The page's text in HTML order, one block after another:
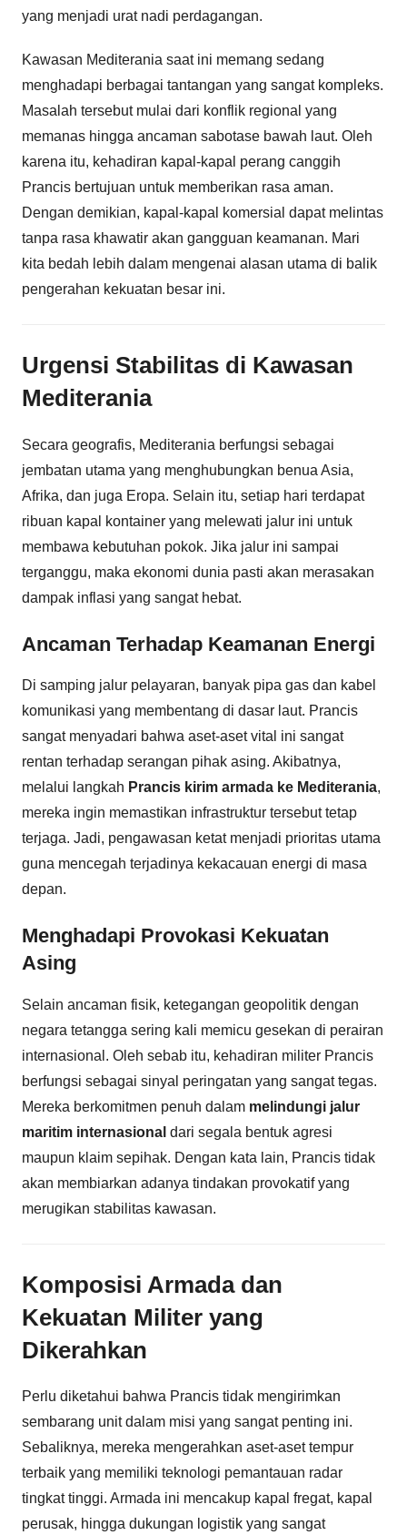
yang menjadi urat nadi perdagangan.
Kawasan Mediterania saat ini memang sedang
menghadapi berbagai tantangan yang sangat kompleks.
Masalah tersebut mulai dari konflik regional yang
memanas hingga ancaman sabotase bawah laut. Oleh
karena itu, kehadiran kapal-kapal perang canggih
Prancis bertujuan untuk memberikan rasa aman.
Dengan demikian, kapal-kapal komersial dapat melintas
tanpa rasa khawatir akan gangguan keamanan. Mari
kita bedah lebih dalam mengenai alasan utama di balik
pengerahan kekuatan besar ini.
Urgensi Stabilitas di Kawasan
Mediterania
Secara geografis, Mediterania berfungsi sebagai
jembatan utama yang menghubungkan benua Asia,
Afrika, dan juga Eropa. Selain itu, setiap hari terdapat
ribuan kapal kontainer yang melewati jalur ini untuk
membawa kebutuhan pokok. Jika jalur ini sampai
terganggu, maka ekonomi dunia pasti akan merasakan
dampak inflasi yang sangat hebat.
Ancaman Terhadap Keamanan Energi
Di samping jalur pelayaran, banyak pipa gas dan kabel
komunikasi yang membentang di dasar laut. Prancis
sangat menyadari bahwa aset-aset vital ini sangat
rentan terhadap serangan pihak asing. Akibatnya,
melalui langkah Prancis kirim armada ke Mediterania,
mereka ingin memastikan infrastruktur tersebut tetap
terjaga. Jadi, pengawasan ketat menjadi prioritas utama
guna mencegah terjadinya kekacauan energi di masa
depan.
Menghadapi Provokasi Kekuatan
Asing
Selain ancaman fisik, ketegangan geopolitik dengan
negara tetangga sering kali memicu gesekan di perairan
internasional. Oleh sebab itu, kehadiran militer Prancis
berfungsi sebagai sinyal peringatan yang sangat tegas.
Mereka berkomitmen penuh dalam melindungi jalur
maritim internasional dari segala bentuk agresi
maupun klaim sepihak. Dengan kata lain, Prancis tidak
akan membiarkan adanya tindakan provokatif yang
merugikan stabilitas kawasan.
Komposisi Armada dan
Kekuatan Militer yang
Dikerahkan
Perlu diketahui bahwa Prancis tidak mengirimkan
sembarang unit dalam misi yang sangat penting ini.
Sebaliknya, mereka mengerahkan aset-aset tempur
terbaik yang memiliki teknologi pemantauan radar
tingkat tinggi. Armada ini mencakup kapal fregat, kapal
perusak, hingga dukungan logistik yang sangat